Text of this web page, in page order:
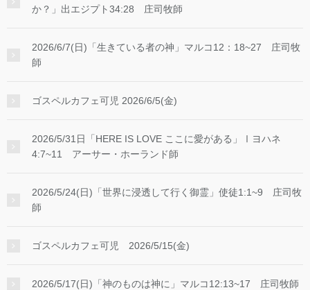
か？」出エジプト34:28 庄司牧師
2026/6/7(日)「生きている者の神」マルコ12：18~27 庄司牧
師
ゴスペルカフェ可児 2026/6/5(金)
2026/5/31日「HERE IS LOVE ここに愛がある」Ⅰヨハネ
4:7~11 アーサー・ホーランド師
2026/5/24(日)「世界に浸透して行く御霊」使徒1:1~9 庄司牧
師
ゴスペルカフェ可児 2026/5/15(金)
2026/5/17(日)「神のものは神に」マルコ12:13~17 庄司牧師